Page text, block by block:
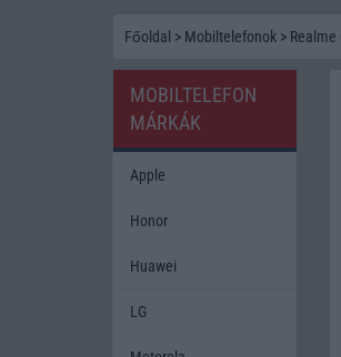
Főoldal > Mobiltelefonok > Realme
MOBILTELEFON
MÁRKÁK
Apple
Honor
Huawei
LG